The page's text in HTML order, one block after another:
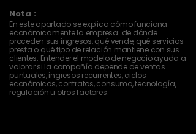
Nota :
En este apartado se explica cómo funciona
económicamente la empresa: de dónde
proceden sus ingresos, qué vende, qué servicios
presta o qué tipo de relación mantiene con sus
clientes. Entender el modelo de negocio ayuda a
valorar si la compañía depende de ventas
puntuales, ingresos recurrentes, ciclos
económicos, contratos, consumo, tecnología,
regulación u otros factores.